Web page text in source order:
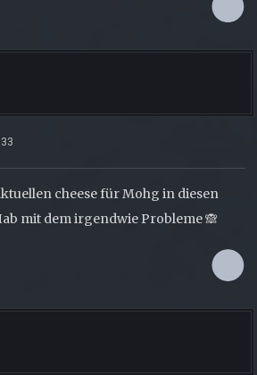
cheese für Mohg in diesen
mit dem irgendwie Probleme 🙈